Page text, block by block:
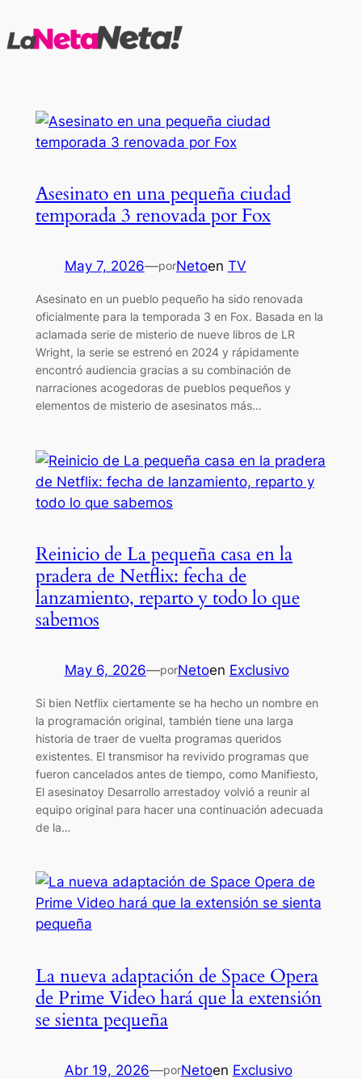
al
Asesinato en una pequeña ciudad
temporada 3 renovada por Fox
May 7, 2026—porNetoen TV
Asesinato en un pueblo pequeño ha sido renovada
oficialmente para la temporada 3 en Fox. Basada en la
aclamada serie de misterio de nueve libros de LR
Wright, la serie se estrenó en 2024 y rápidamente
encontró audiencia gracias a su combinación de
narraciones acogedoras de pueblos pequeños y
elementos de misterio de asesinatos más…
Reinicio de La pequeña casa en la
pradera de Netflix: fecha de
lanzamiento, reparto y todo lo que
sabemos
May 6, 2026—porNetoen Exclusivo
Si bien Netflix ciertamente se ha hecho un nombre en
la programación original, también tiene una larga
historia de traer de vuelta programas queridos
existentes. El transmisor ha revivido programas que
fueron cancelados antes de tiempo, como Manifiesto,
El asesinatoy Desarrollo arrestadoy volvió a reunir al
equipo original para hacer una continuación adecuada
de la…
La nueva adaptación de Space Opera
de Prime Video hará que la extensión
se sienta pequeña
Abr 19, 2026—porNetoen Exclusivo